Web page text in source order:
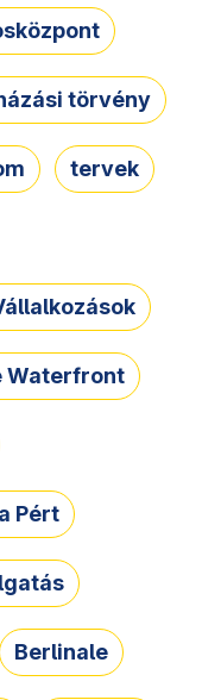
törvény
tervek
Waterfront
Pért
Berlinale